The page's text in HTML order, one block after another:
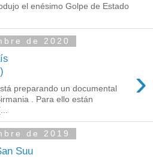
el enésimo Golpe de Estado
de 2020
›
preparando un documental
. Para ello están
de 2019
Suu